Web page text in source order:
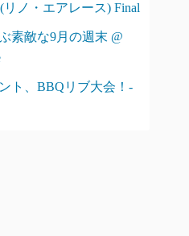
(リノ・エアレース) Final
素敵な9月の週末 @
ト、BBQリブ大会！-